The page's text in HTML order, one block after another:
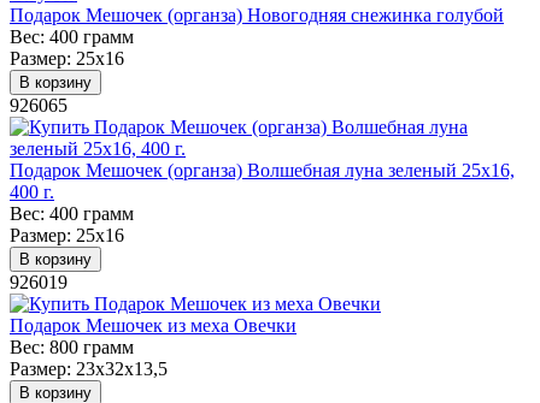
Подарок Мешочек (органза) Новогодняя снежинка голубой
Вес: 400 грамм
Размер: 25х16
В корзину
926065
Подарок Мешочек (органза) Волшебная луна зеленый 25х16,
400 г.
Вес: 400 грамм
Размер: 25х16
В корзину
926019
Подарок Мешочек из меха Овечки
Вес: 800 грамм
Размер: 23х32х13,5
В корзину